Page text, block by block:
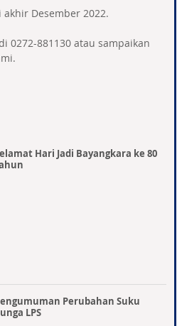
Desember 2022.
0272-881130 atau sampaikan
Hari Jadi Bayangkara ke 80
Perubahan Suku
LPS